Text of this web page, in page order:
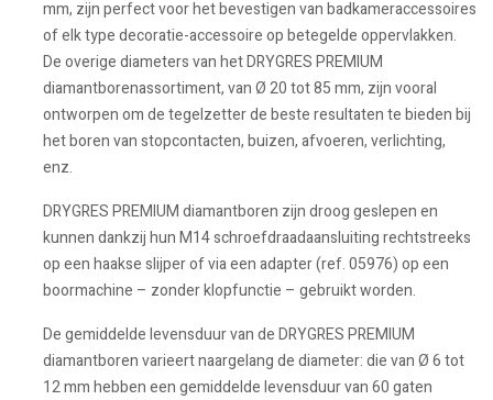
mm, zijn perfect voor het bevestigen van badkameraccessoires
of elk type decoratie-accessoire op betegelde oppervlakken.
De overige diameters van het DRYGRES PREMIUM
diamantborenassortiment, van Ø 20 tot 85 mm, zijn vooral
ontworpen om de tegelzetter de beste resultaten te bieden bij
het boren van stopcontacten, buizen, afvoeren, verlichting,
enz.
DRYGRES PREMIUM diamantboren zijn droog geslepen en
kunnen dankzij hun M14 schroefdraadaansluiting rechtstreeks
op een haakse slijper of via een adapter (ref. 05976) op een
boormachine – zonder klopfunctie – gebruikt worden.
De gemiddelde levensduur van de DRYGRES PREMIUM
diamantboren varieert naargelang de diameter: die van Ø 6 tot
12 mm hebben een gemiddelde levensduur van 60 gaten